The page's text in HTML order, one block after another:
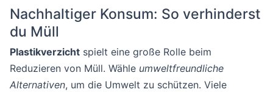
Nachhaltiger Konsum: So verhinderst
du Müll
Plastikverzicht spielt eine große Rolle beim
Reduzieren von Müll. Wähle umweltfreundliche
Alternativen, um die Umwelt zu schützen. Viele